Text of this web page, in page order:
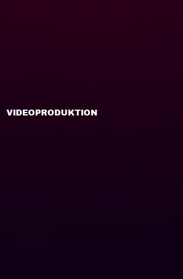
VIDEOPRODUKTION